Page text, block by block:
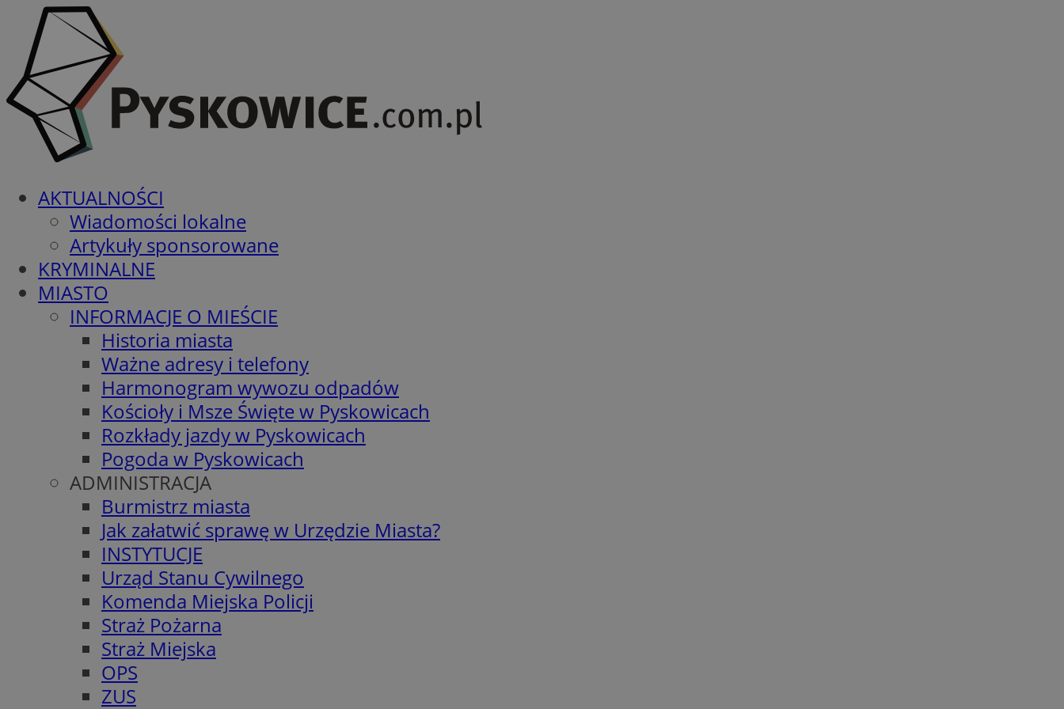
AKTUALNOŚCI
Wiadomości lokalne
Artykuły sponsorowane
KRYMINALNE
MIASTO
INFORMACJE O MIEŚCIE
Historia miasta
Ważne adresy i telefony
Harmonogram wywozu odpadów
Kościoły i Msze Święte w Pyskowicach
Rozkłady jazdy w Pyskowicach
Pogoda w Pyskowicach
ADMINISTRACJA
Burmistrz miasta
Jak załatwić sprawę w Urzędzie Miasta?
INSTYTUCJE
Urząd Stanu Cywilnego
Komenda Miejska Policji
Straż Pożarna
Straż Miejska
OPS
ZUS